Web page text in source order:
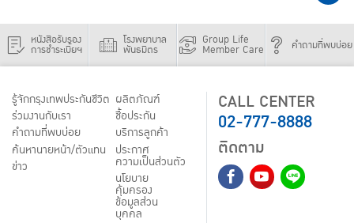
หนังสือรับรอง
การชำระเบี้ยฯ
โรงพยาบาล
พันธมิตร
Group Life
Member Care คำถามที่พบบ่อย
รู้จักกรุงเทพประกันชีวิต
ร่วมงานกับเรา
คำถามที่พบบ่อย
ค้นหานายหน้า/ตัวแทน
ข่าว
ผลิตภัณฑ์
ชื้อประกัน
บริการลูกค้า
ประกาศ
ความเป็นส่วนตัว
นโยบาย
คุ้มครอง
ข้อมูลส่วน
บุคคล
CALL CENTER
02-777-8888
ติดตาม